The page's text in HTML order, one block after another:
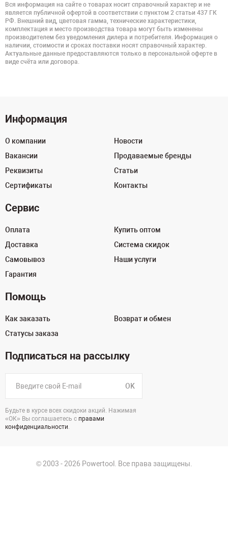
Вся информация на сайте о товарах носит справочный характер и не
является публичной офертой в соответствии с пунктом 2 статьи 437 ГК
РФ. Внешний вид, цветовая гамма, технические характеристики,
комплектация и место производства товара могут быть изменены
производителем без уведомления дилера и потребителя. Информация о
наличии, стоимости и сроках поставки носят справочный характер.
Актуальные данные предоставляются только в персональной оферте в
виде счёта или договора.
Информация
О компании
Вакансии
Реквизиты
Сертификаты
Новости
Продаваемые бренды
Статьи
Контакты
Сервис
Оплата
Доставка
Самовывоз
Гарантия
Купить оптом
Система скидок
Наши услуги
Помощь
Как заказать
Статусы заказа
Возврат и обмен
Подписаться на рассылку
OK
Будьте в курсе всех скидоки акций. Нажимая
«ОК» Вы соглашаетесь с правами
конфиденциальности.
© 2003 - 2026 Powertool. Все права защищены.